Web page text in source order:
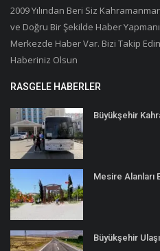
2009 Yılından Beri Siz
ve Doğru Bir Şekilde Haber
Merkezde Haber Var. Bizi Takip
Haberiniz Olsun
RASGELE HABERLER
Büyükşehir
Mesire Alanları
Büyükşehir